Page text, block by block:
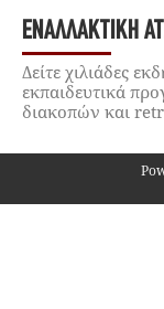
ΕΝΑΛΛΑΚΤΙΚΉ
Δείτε χιλιάδες
εκπαιδευτικά
διακοπών και